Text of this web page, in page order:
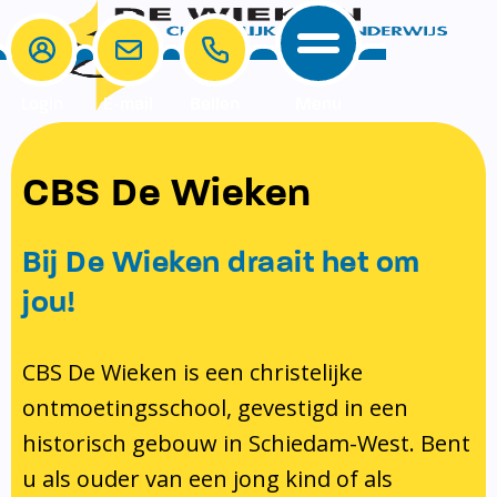
School
School
Onze visie rondom christelijke
identiteit
Pedagogisch klimaat en veiligheid
Bibliotheek
Ondersteuning
Ouders
MR & GMR
Aanmelden nieuwe leerling
Verlof aanvragen
Bibliotheek op school
Te weinig geld?
Contact
E-mail
CBS De Wieken
Bij De Wieken draait het om
jou!
CBS De Wieken is een christelijke
ontmoetingsschool, gevestigd in een
historisch gebouw in Schiedam-West. Bent
u als ouder van een jong kind of als